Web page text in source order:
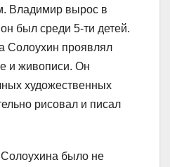
Владимир вырос в
был среди 5-ти детей.
Солоухин проявлял
и живописи. Он
художественных
рисовал и писал
было не